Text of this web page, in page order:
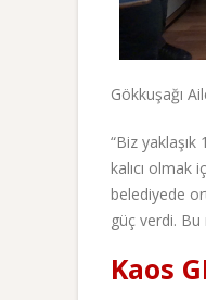
Gökkuşağı
“Biz
kalıcı olmak
belediyede
güç verdi.
Kaos